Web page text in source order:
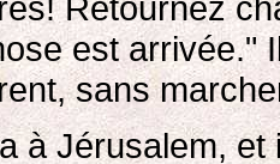
Retournez
est arrivée."
sans
à Jérusalem,